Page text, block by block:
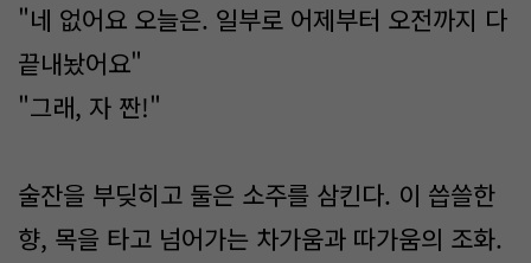
"네 없어요 오늘은. 일부로 어제부터 오전까지 다
끝내놨어요"
"그래, 자 짠!"
술잔을 부딪히고 둘은 소주를 삼킨다. 이 씁쓸한
향, 목을 타고 넘어가는 차가움과 따가움의 조화.